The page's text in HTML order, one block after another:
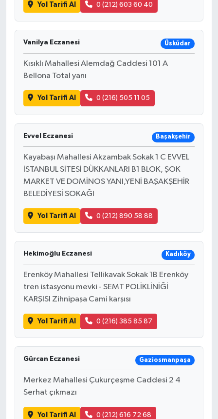
Yol Tarifi Al 0 (212) 603 60 40
Vanilya Eczanesi Üsküdar
Kısıklı Mahallesi Alemdağ Caddesi 101 A
Bellona Total yanı
Yol Tarifi Al 0 (216) 505 11 05
Evvel Eczanesi Başakşehir
Kayabaşı Mahallesi Akzambak Sokak 1 C EVVEL
İSTANBUL SİTESİ DÜKKANLARI B1 BLOK, ŞOK
MARKET VE DOMİNOS YANI,YENİ BAŞAKŞEHİR
BELEDİYESİ SOKAĞI
Yol Tarifi Al 0 (212) 890 58 88
Hekimoğlu Eczanesi Kadıköy
Erenköy Mahallesi Tellikavak Sokak 1B Erenköy
tren istasyonu mevki - SEMT POLİKLİNİĞİ
KARŞISI Zihnipaşa Cami karşısı
Yol Tarifi Al 0 (216) 385 85 87
Gürcan Eczanesi Gaziosmanpaşa
Merkez Mahallesi Çukurçeşme Caddesi 2 4
Serhat çıkmazı
Yol Tarifi Al 0 (212) 616 72 68